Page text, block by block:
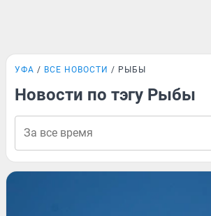
УФА ВСЕ НОВОСТИ РЫБЫ
Новости по тэгу Рыбы